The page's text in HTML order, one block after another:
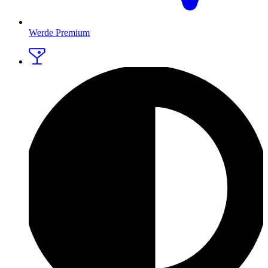
Werde Premium